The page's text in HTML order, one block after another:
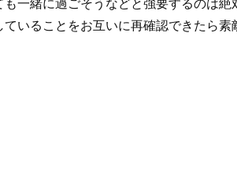
いることをお互いに再確認できたら素